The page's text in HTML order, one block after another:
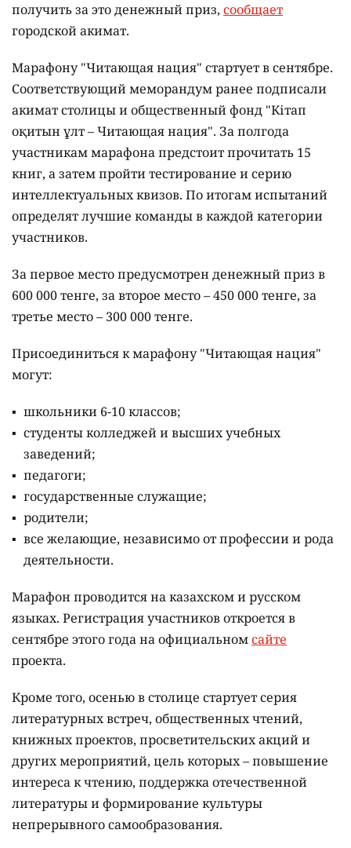
получить за это денежный приз, сообщает
городской акимат.
Марафону "Читающая нация" стартует в сентябре.
Соответствующий меморандум ранее подписали
акимат столицы и общественный фонд "Кітап
оқитын ұлт – Читающая нация". За полгода
участникам марафона предстоит прочитать 15
книг, а затем пройти тестирование и серию
интеллектуальных квизов. По итогам испытаний
определят лучшие команды в каждой категории
участников.
За первое место предусмотрен денежный приз в
600 000 тенге, за второе место – 450 000 тенге, за
третье место – 300 000 тенге.
Присоединиться к марафону "Читающая нация"
могут:
школьники 6-10 классов;
студенты колледжей и высших учебных
заведений;
педагоги;
государственные служащие;
родители;
все желающие, независимо от профессии и рода
деятельности.
Марафон проводится на казахском и русском
языках. Регистрация участников откроется в
сентябре этого года на официальномсайте
проекта.
Кроме того, осенью в столице стартует серия
литературных встреч, общественных чтений,
книжных проектов, просветительских акций и
других мероприятий, цель которых –повышение
интереса к чтению, поддержка отечественной
литературы и формирование культуры
непрерывного самообразования.